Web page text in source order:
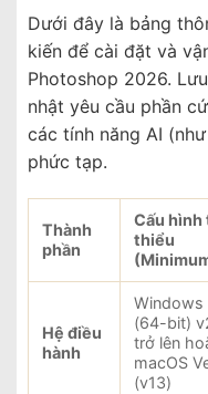
Dưới đây là bảng
kiến để cài đặt và
Photoshop 2026.
nhật yêu cầu phần
các tính năng AI
phức tạp.
Thành
phần
Cấu hình
thiểu
Hệ điều
hành
Windows
(64-bit)
trở lên
macOS
(v13)